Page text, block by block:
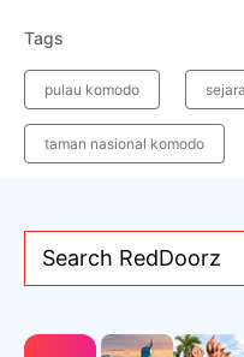
Tags
pulau komodo
taman nasional komodo
Search RedDoorz